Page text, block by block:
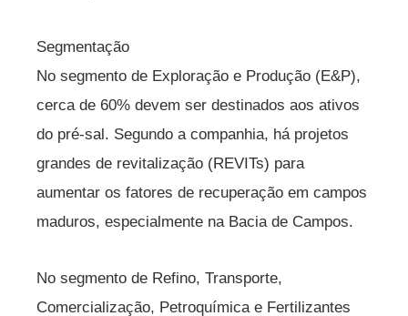
Segmentação
No segmento de Exploração e Produção (E&P),
cerca de 60% devem ser destinados aos ativos
do pré-sal. Segundo a companhia, há projetos
grandes de revitalização (REVITs) para
aumentar os fatores de recuperação em campos
maduros, especialmente na Bacia de Campos.
No segmento de Refino, Transporte,
Comercialização, Petroquímica e Fertilizantes